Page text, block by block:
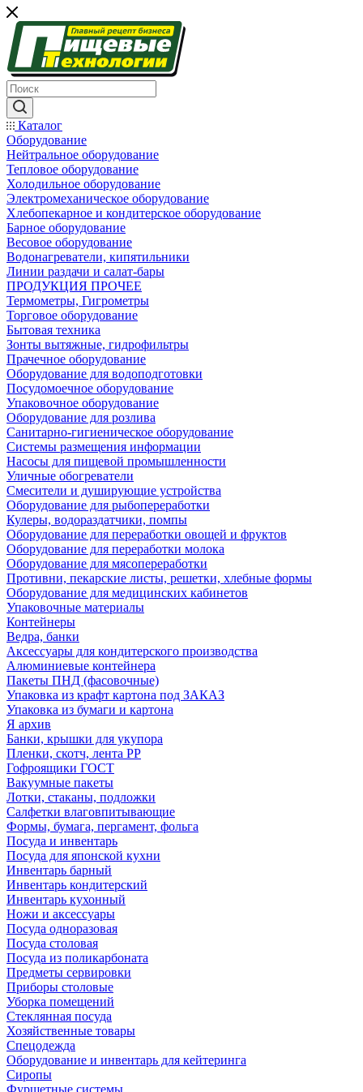
Каталог
Оборудование
Нейтральное оборудование
Тепловое оборудование
Холодильное оборудование
Электромеханическое оборудование
Хлебопекарное и кондитерское оборудование
Барное оборудование
Весовое оборудование
Водонагреватели, кипятильники
Линии раздачи и салат-бары
ПРОДУКЦИЯ ПРОЧЕЕ
Термометры, Гигрометры
Торговое оборудование
Бытовая техника
Зонты вытяжные, гидрофильтры
Прачечное оборудование
Оборудование для водоподготовки
Посудомоечное оборудование
Упаковочное оборудование
Оборудование для розлива
Санитарно-гигиеническое оборудование
Системы размещения информации
Насосы для пищевой промышленности
Уличные обогреватели
Смесители и душирующие устройства
Оборудование для рыбопереработки
Кулеры, водораздатчики, помпы
Оборудование для переработки овощей и фруктов
Оборудование для переработки молока
Оборудование для мясопереработки
Противни, пекарские листы, решетки, хлебные формы
Оборудование для медицинских кабинетов
Упаковочные материалы
Контейнеры
Ведра, банки
Аксессуары для кондитерского производства
Алюминиевые контейнера
Пакеты ПНД (фасовочные)
Упаковка из крафт картона под ЗАКАЗ
Упаковка из бумаги и картона
Я архив
Банки, крышки для укупора
Пленки, скотч, лента РР
Гофроящики ГОСТ
Вакуумные пакеты
Лотки, стаканы, подложки
Салфетки влаговпитывающие
Формы, бумага, пергамент, фольга
Посуда и инвентарь
Посуда для японской кухни
Инвентарь барный
Инвентарь кондитерский
Инвентарь кухонный
Ножи и аксессуары
Посуда одноразовая
Посуда столовая
Посуда из поликарбоната
Предметы сервировки
Приборы столовые
Уборка помещений
Стеклянная посуда
Хозяйственные товары
Спецодежда
Оборудование и инвентарь для кейтеринга
Сиропы
Фуршетные системы